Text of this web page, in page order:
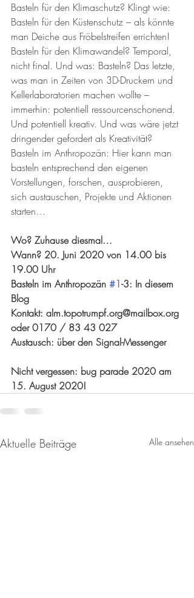
Basteln für den Klimaschutz? Klingt wie:
Basteln für den Küstenschutz – als könnte
man Deiche aus Fröbelstreifen errichten!
Basteln für den Klimawandel? Temporal,
nicht final. Und was: Basteln? Das letzte,
was man in Zeiten von 3D-Druckern und
Kellerlaboratorien machen wollte –
immerhin: potentiell ressourcenschonend.
Und potentiell kreativ. Und was wäre jetzt
dringender gefordert als Kreativität?
Basteln im Anthropozän: Hier kann man
basteln entsprechend den eigenen
Vorstellungen, forschen, ausprobieren,
sich austauschen, Projekte und Aktionen
starten…
Wo? Zuhause diesmal…
Wann? 20. Juni 2020 von 14.00 bis
19.00 Uhr
Basteln im Anthropozän #1-3: In diesem
Blog
Kontakt: alm.topotrumpf.org@mailbox.org
oder 0170 / 83 43 027
Austausch: über den Signal-Messenger
Nicht vergessen: bug parade 2020 am
15. August 2020!
Aktuelle Beiträge Alle ansehen